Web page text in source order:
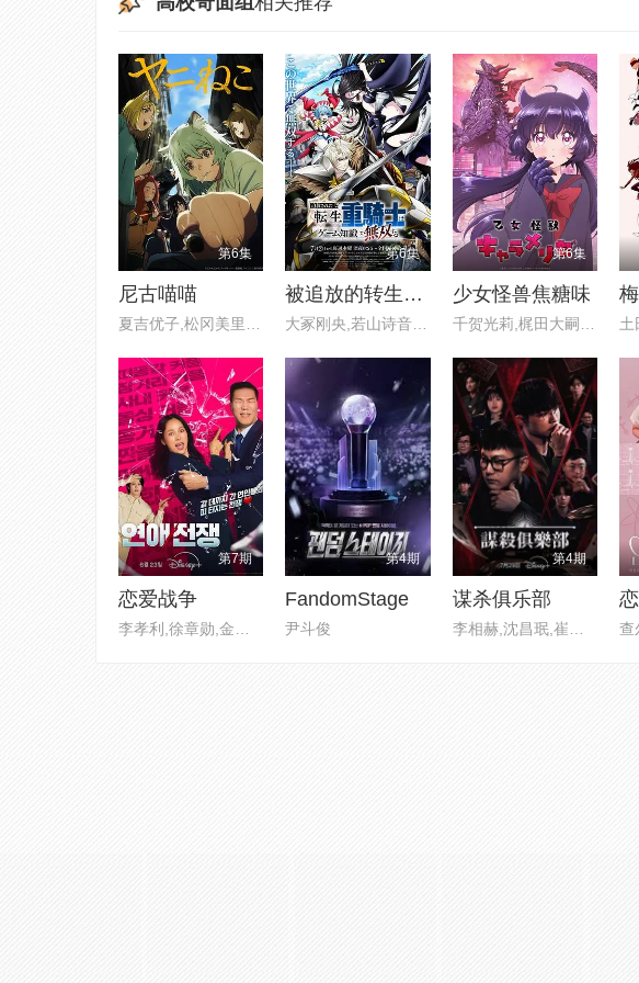
第6集
尼古喵喵
夏吉优子,松冈美里,船户百合绘
第6集
被追放的转生重骑士用游戏知识开无双
大冢刚央,若山诗音,阿部菜摘子
第6集
少女怪兽焦糖味
千贺光莉,梶田大嗣,关根明良
第7期
恋爱战争
第4期
FandomStage
尹斗俊
第4期
谋杀俱乐部
查